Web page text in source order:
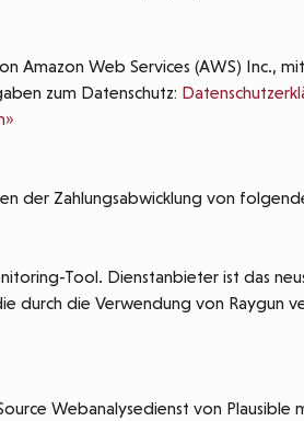
Amazon Web Services (AWS) Inc.,
zum Datenschutz:
der Zahlungsabwicklung von
Tool. Dienstanbieter ist das
durch die Verwendung von Raygun
Webanalysedienst von Plausible